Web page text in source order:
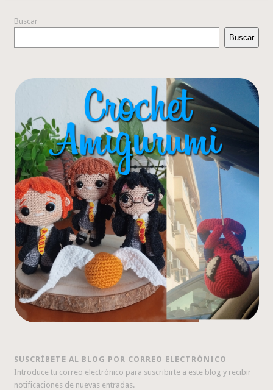
Buscar
Buscar
SUSCRÍBETE AL BLOG POR CORREO ELECTRÓNICO
Introduce tu correo electrónico para suscribirte a este blog y recibir
notificaciones de nuevas entradas.